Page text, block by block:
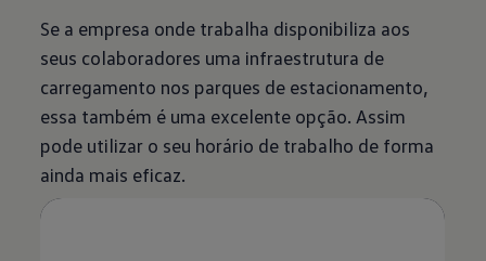
Se a empresa onde trabalha disponibiliza aos
seus colaboradores uma infraestrutura de
carregamento nos parques de estacionamento,
essa também é uma excelente opção. Assim
pode utilizar o seu horário de trabalho de forma
ainda mais eficaz.